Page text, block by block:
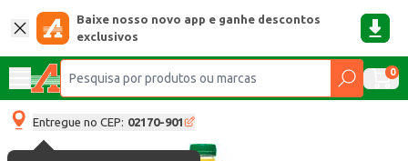
Baixe nosso novo app e ganhe descontos
exclusivos
0
Entregue no CEP: 02170-901